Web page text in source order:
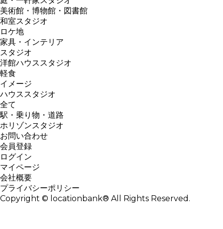
美術館・博物館・図書館
和室スタジオ
ロケ地
家具・インテリア
スタジオ
洋館ハウススタジオ
軽食
イメージ
ハウススタジオ
全て
駅・乗り物・道路
ホリゾンスタジオ
お問い合わせ
会員登録
ログイン
マイページ
会社概要
プライバシーポリシー
Copyright © locationbank® All Rights Reserved.